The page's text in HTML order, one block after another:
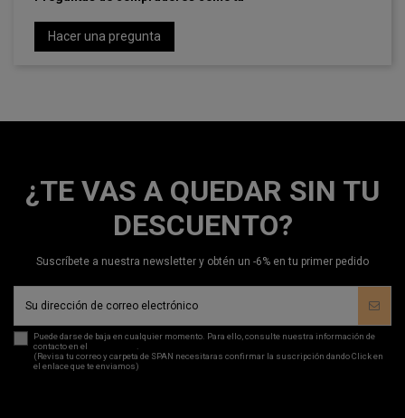
Hacer una pregunta
¿TE VAS A QUEDAR SIN TU
DESCUENTO?
Suscríbete a nuestra newsletter y obtén un -6% en tu primer pedido
Puede darse de baja en cualquier momento. Para ello, consulte nuestra información de
contacto en el
(Revisa tu correo y carpeta de SPAN necesitaras confirmar la suscripción dando Click en
el enlace que te enviamos)